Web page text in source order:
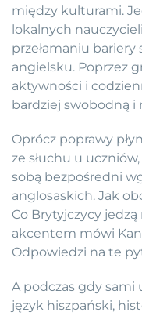
między kulturami.
lokalnych
przełamaniu
angielsku. Poprzez
aktywności i
bardziej swobodną i
Oprócz poprawy
ze słuchu u
sobą bezpośredni
anglosaskich. Jak
Co Brytyjczycy
akcentem mówi
Odpowiedzi na te
A podczas gdy sami
język hiszpański,